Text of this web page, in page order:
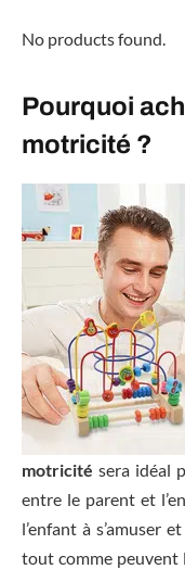
No products found.
Pourquoi
motricité ?
motricité sera idéal
entre le parent et
l’enfant à s’amuser
tout comme peuvent